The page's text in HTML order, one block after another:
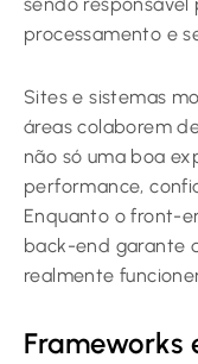
sendo
processamento e
Sites e sistemas
áreas colaborem
não só uma boa
performance,
Enquanto o front-
back-end garante
realmente
Frameworks